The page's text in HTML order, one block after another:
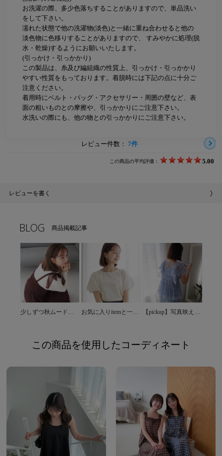
お洗濯の際、多少色落ちすることがありますので、単品洗い
をして下さい。
濡れた状態で他の洗濯物(淡色)と一緒に重ね合わせると他の
淡色物に色移りすることがありますので、 すみやかに処理(脱
水・乾燥)するようにお願いいたします。
(引っかけ・引っかかり)
この製品は、糸及び編組織の性質上、引っかけ・引っかかり
やすい性質をもっております。着脱時には下記の点に十分ご
注意ください。
着用時にベルト・バッグ・アクセサリー・周囲の壁など、表
面の粗いものとの摩擦や、引っかかりにご注意下さい。
水洗いの際にも、他の物との引っかかりにご注意下さい。
レビュー件数： 7件
この商品の平均評価： 5.00
レビューを書く
BLOG 商品掲載記事
少しずつ秋ムードに・・♡ お気に入りitemと一緒に！+1item＊ 【pickup】写真映え間違いなしの涼し気ブラウス♡
この商品を使用したコーディネート